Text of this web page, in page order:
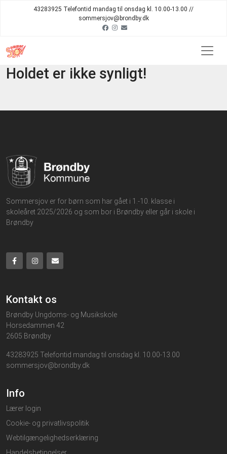
43283925 Telefontid mandag til onsdag kl. 10.00-13.00 //
sommersjov@brondby.dk
Holdet er ikke synligt!
Sommersjov er for børn som har gået i 1.-10. klasse i
skoleåret 2025/2026 og som bor i Brøndby eller går i skole i
Brøndby
Kontakt os
Brøndby Ungdoms- og Musikskole
Horsedammen 42
2605 Brøndby
43283925 Telefontid mandag til onsdag kl. 10.00-13.00
sommersjov@brondby.dk
Info
Lærer login
Cookie- og privatlivspolitik
Webtilgængelighedserklæring